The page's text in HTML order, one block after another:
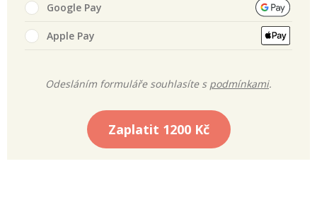
Google Pay
Apple Pay
Odesláním formuláře souhlasíte s podmínkami.
Zaplatit 1200 Kč